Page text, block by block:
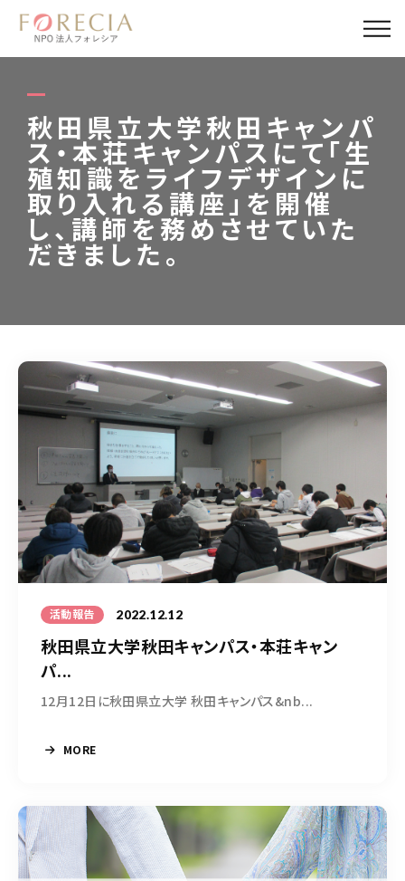
秋田県立大学秋田キャンパ
ス・本荘キャンパスにて「生
殖知識をライフデザインに
取り入れる講座」を開催
し、講師を務めさせていた
だきました。
活動報告 2022.12.12
秋田県立大学秋田キャンパス・本荘キャン
パ...
12月12日に秋田県立大学 秋田キャンパス&nb...
MORE
私たちについて
事業内容
事業実績
企業取材
活動報告
寄付・応援
050-5490-5950
営業時間 9:00-17:00（土日祝除く）
お問い合わせはこちら